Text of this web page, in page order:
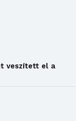
veszített el a